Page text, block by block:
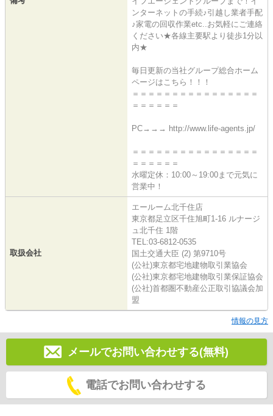
ンターネットの手続♪引越し業者手配
♪家電の回収作業etc..お気軽にご連絡
ください★各線主要駅より徒歩1分以
内★
毎日更新の当社グループ総合ホーム
ページはこちら！！！
＝＝＝＝＝＝＝＝＝＝＝＝＝＝＝＝
＝＝＝＝＝＝
PC→→→ http://www.life-agents.jp/
＝＝＝＝＝＝＝＝＝＝＝＝＝＝＝＝
＝＝＝＝＝＝
水曜定休：10:00～19:00まで元気に
営業中！
取扱会社
エールーム北千住店
東京都足立区千住旭町1-16 ルナージ
ュ北千住 1階
TEL:03-6812-0535
国土交通大臣 (2) 第9710号
(公社)東京都宅地建物取引業協会
(公社)東京都宅地建物取引業保証協会
(公社)首都圏不動産公正取引協議会加
盟
情報の見方
メールでお問い合わせする(無料)
電話でお問い合わせする